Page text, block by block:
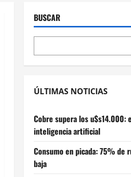
BUSCAR
ÚLTIMAS NOTICIAS
Cobre supera los u$s14.000:
inteligencia artificial
Consumo en picada: 75% de
baja